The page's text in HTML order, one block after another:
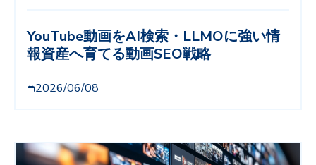
YouTube動画をAI検索・LLMOに強い情
報資産へ育てる動画SEO戦略
2026/06/08